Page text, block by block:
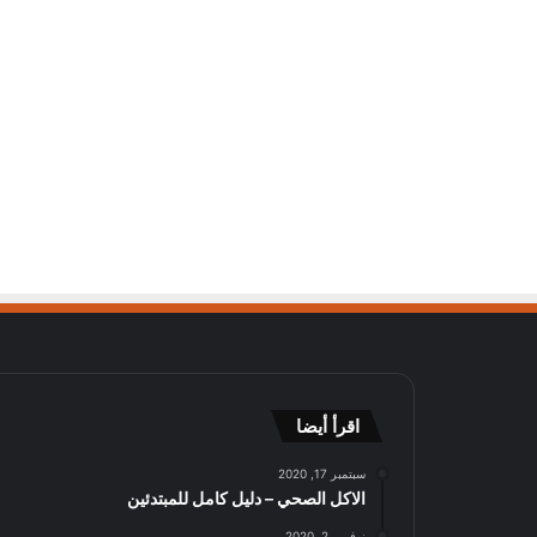
اقرأ أيضا
سبتمبر 17, 2020
الاكل الصحي – دليل كامل للمبتدئين